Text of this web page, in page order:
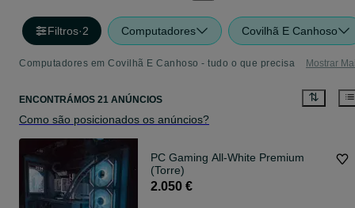
Filtros·2 Computadores Covilhã E Canhoso
Computadores em Covilhã E Canhoso - tudo o que precisa Mostrar
ENCONTRÁMOS 21 ANÚNCIOS
Como são posicionados os anúncios?
PC Gaming All-White Premium
(Torre)
2.050 €